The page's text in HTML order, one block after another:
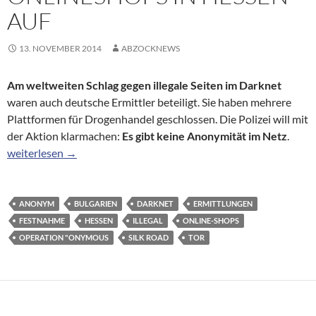
AUF
13. NOVEMBER 2014 ABZOCKNEWS
Am weltweiten Schlag gegen illegale Seiten im Darknet
waren auch deutsche Ermittler beteiligt. Sie haben mehrere
Plattformen für Drogenhandel geschlossen. Die Polizei will mit
der Aktion klarmachen: Es gibt keine Anonymität im Netz.
Polizei spürt illegale Onlineshops in Hessen auf
weiterlesen →
ANONYM BULGARIEN DARKNET
ERMITTLUNGEN
FESTNAHME
HESSEN ILLEGAL
ONLINE-SHOPS
OPERATION "ONYMOUS
SILK ROAD TOR